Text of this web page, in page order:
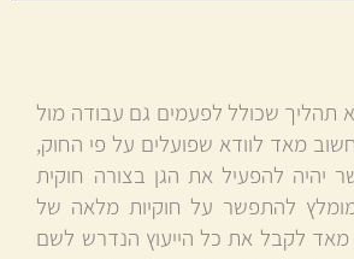
תהליך שכולל לפעמים גם עבודה מול
מאד לוודא שפועלים על פי החוק,
יהיה להפעיל את הגן בצורה חוקית
מומלץ להתפשר על חוקיות מלאה של
מאד לקבל את כל הייעוץ הנדרש לשם